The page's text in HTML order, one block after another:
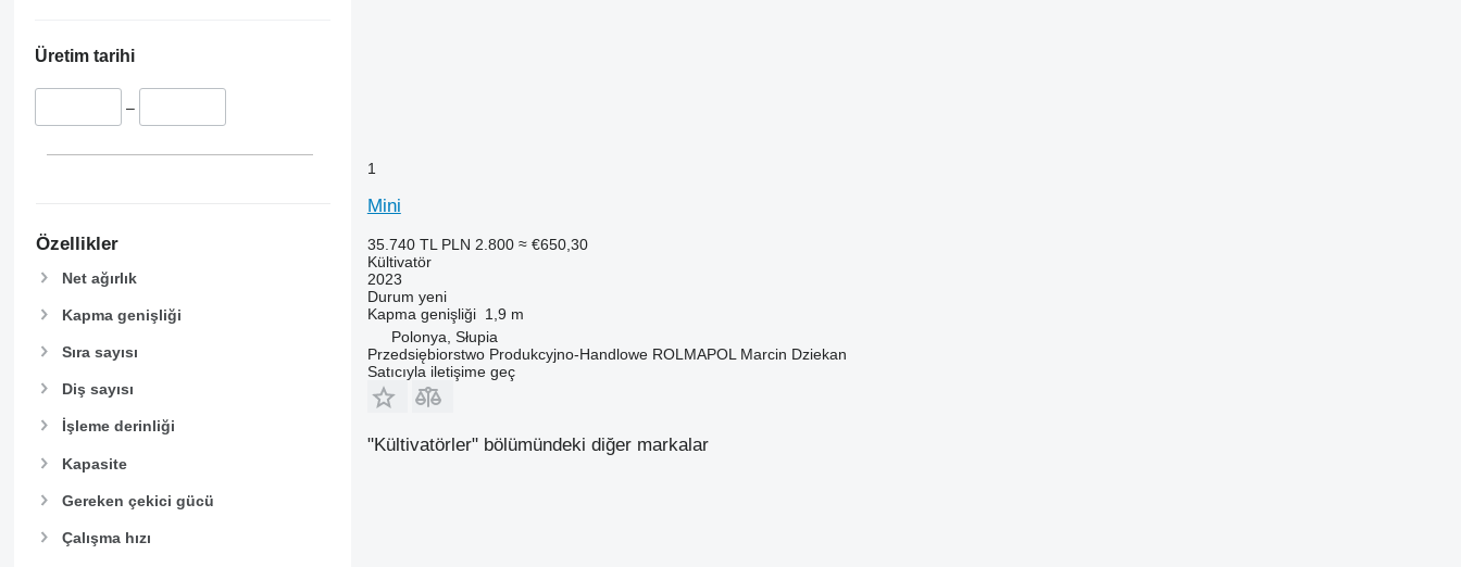
Üretim tarihi
–
Özellikler
Net ağırlık
Kapma genişliği
Sıra sayısı
Diş sayısı
İşleme derinliği
Kapasite
Gereken çekici gücü
Çalışma hızı
1
Mini
35.740 TL PLN 2.800 ≈ €650,30
Kültivatör
2023
Durum yeni
Kapma genişliği 1,9 m
Polonya, Słupia
Przedsiębiorstwo Produkcyjno-Handlowe ROLMAPOL Marcin Dziekan
Satıcıyla iletişime geç
"Kültivatörler" bölümündeki diğer markalar